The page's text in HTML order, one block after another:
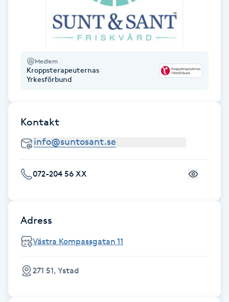
Fransk manikyr
Frekvensterapi
Friskvård
Frisör
Färgning
Föning
Medlem
Kroppsterapeuternas
Yrkesförbund
Kontakt
072-204 56 XX
Adress
Västra Kompassgatan 11
271 51, Ystad